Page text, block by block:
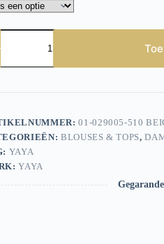
01-029005-510
BLOUSES & TOPS,
YAYA
YAYA